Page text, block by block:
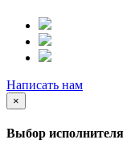
Написать нам
×
Выбор исполнителя